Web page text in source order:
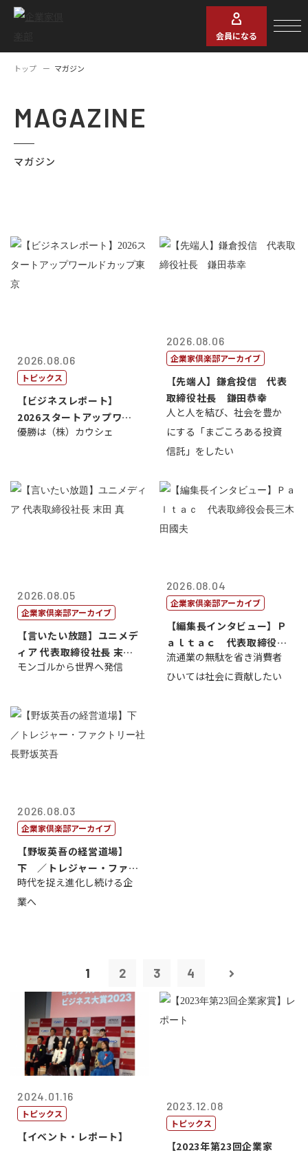
会員になる
トップ マガジン
MAGAZINE
マガジン
2026.08.06
トピックス
【ビジネスレポート】
2026スタートアップワー
ルドカップ東京
優勝は（株）カウシェ
2026.08.06
企業家倶楽部アーカイブ
【先端人】鎌倉投信 代表
取締役社長 鎌田恭幸
人と人を結び、社会を豊か
にする「まごころある投資
信託」をしたい
2026.08.05
企業家倶楽部アーカイブ
【言いたい放題】ユニメデ
ィア 代表取締役社長 末田
真
モンゴルから世界へ発信
2026.08.04
企業家倶楽部アーカイブ
【編集長インタビュー】Ｐ
ａｌｔａｃ 代表取締役会
長三木田國夫
流通業の無駄を省き消費者
ひいては社会に貢献したい
2026.08.03
企業家倶楽部アーカイブ
【野坂英吾の経営道場】
下 ／トレジャー・ファク
トリー社長野坂...
時代を捉え進化し続ける企
業へ
1 2 3 4
2024.01.16
トピックス
【イベント・レポート】
2023.12.08
トピックス
【2023年第23回企業家